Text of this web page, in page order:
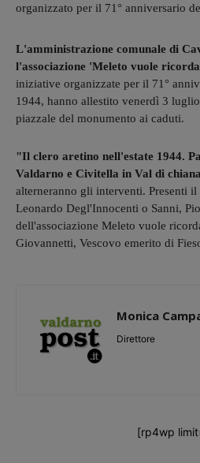
organizzato per il 71° anniversario
L'amministrazione comunale di
l'associazione 'Meleto vuole
iniziative organizzate per il 71°
1944, hanno allestito venerdì 3
piazzale del monumento ai caduti.
"Il clero aretino nell'estate 1944.
Valdarno e Civitella in Val di
alterneranno gli interventi. Presenti
Leonardo Degl'Innocenti o Sanni,
dell'associazione Meleto vuole
Giovannetti, Vescovo emerito di
Monica
Direttore
[rp4wp